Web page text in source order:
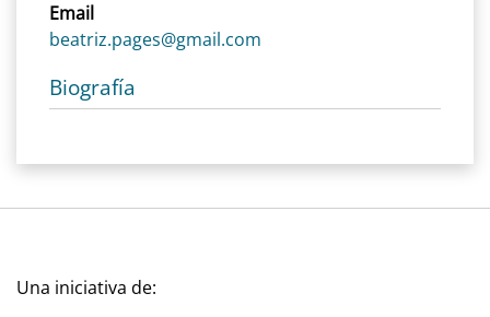
Email
beatriz.pages@gmail.com
Biografía
Una iniciativa de: